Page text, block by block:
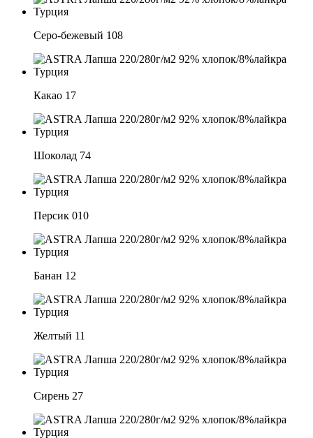
Серо-бежевый 108
Какао 17
Шоколад 74
Персик 010
Банан 12
Желтый 11
Сирень 27